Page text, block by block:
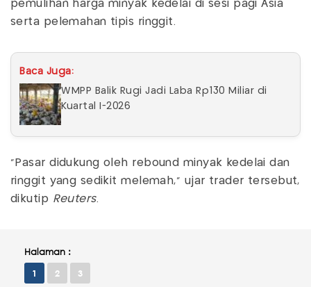
pemulihan harga minyak kedelai di sesi pagi Asia
serta pelemahan tipis ringgit.
Baca Juga:
WMPP Balik Rugi Jadi Laba Rp130 Miliar di
Kuartal I-2026
"Pasar didukung oleh rebound minyak kedelai dan
ringgit yang sedikit melemah," ujar trader tersebut,
dikutip Reuters.
Halaman :
1 2 3